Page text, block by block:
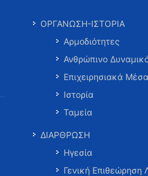
ΟΡΓΑΝΩΣΗ-ΙΣΤΟΡΙΑ
Αρμοδιότητες
Ανθρώπινο
Επιχειρησιακά Μέσα
Ιστορία
Ταμεία
ΔΙΑΡΘΡΩΣΗ
Ηγεσία
Γενική